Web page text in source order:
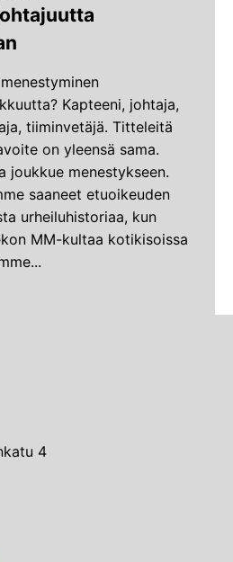
Kapteeni, johtaja,
tiiminvetäjä. Titteleitä
on yleensä sama.
joukkue menestykseen.
saaneet etuoikeuden
urheiluhistoriaa, kun
MM-kultaa kotikisoissa
4